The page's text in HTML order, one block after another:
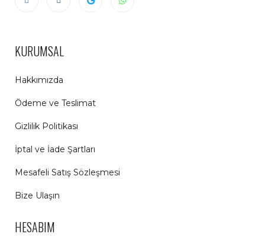
KURUMSAL
Hakkımızda
Ödeme ve Teslimat
Gizlilik Politikası
İptal ve İade Şartları
Mesafeli Satış Sözleşmesi
Bize Ulaşın
HESABIM